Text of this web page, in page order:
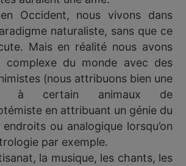
Occident, nous vivons dans
naturaliste, sans que ce
Mais en réalité nous avons
complexe du monde avec des
(nous attribuons bien une
à certain animaux de
en attribuant un génie du
ou analogique lorsqu’on
par exemple.
la musique, les chants, les